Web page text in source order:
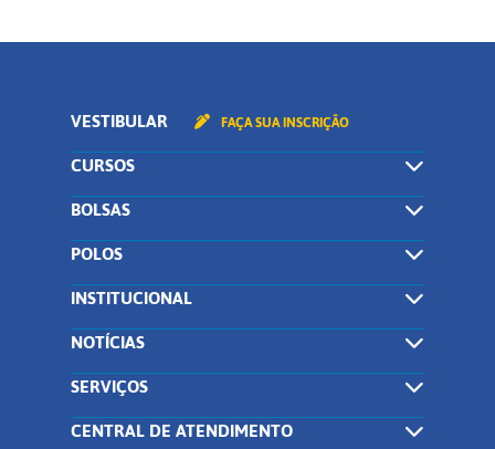
VESTIBULAR FAÇA SUA INSCRIÇÃO
CURSOS
BOLSAS
POLOS
INSTITUCIONAL
NOTÍCIAS
SERVIÇOS
CENTRAL DE ATENDIMENTO